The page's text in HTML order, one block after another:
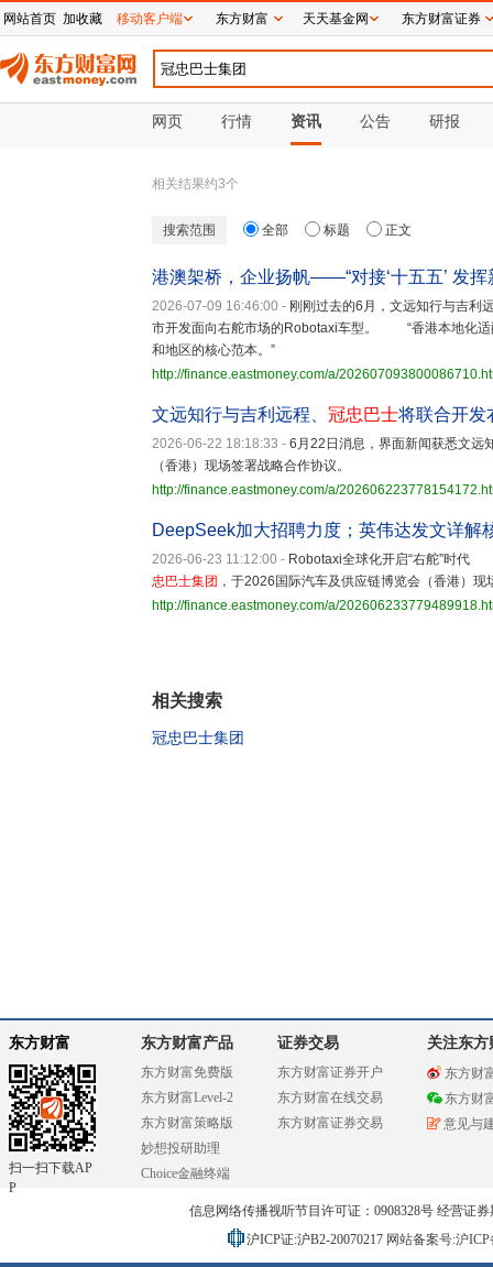
网页 行情 资讯 公告 研报
相关结果约3个
搜索范围 全部 标题 正文
港澳架桥，企业扬帆——“对接‘十五五’ 发
2026-07-09 16:46:00 - 刚刚过去的6月，文远知行与吉利
市开发面向右舵市场的Robotaxi车型。 “香港本地化适
和地区的核心范本。”
http://finance.eastmoney.com/a/
文远知行与吉利远程、 冠忠巴士将联合开发
2026-06-22 18:18:33 - 6月22日消息，界面新闻获悉文远
（香港）现场签署战略合作协议。
http://finance.eastmoney.com/a/
DeepSeek加大招聘力度；英伟达发文详解
2026-06-23 11:12:00 - Robotaxi全球化开启“右舵”时代
忠巴士集团 ，于2026国际汽车及供应链博览会（香港）现
http://finance.eastmoney.com/a/
相关搜索
冠忠巴士集团
东方财富
扫一扫下载AP
P
东方财富产品
东方财富免费版
东方财富Level-2
东方财富策略版
妙想投研助理
Choice金融终端
证券交易
东方财富证券开户
东方财富在线交易
东方财富证券交易
关注东方
东方财
东方财
意见与
信息网络传播视听节目许可证：0908328号 经营证
沪ICP证:沪B2-20070217 网站备案号:沪
网站首页 加收藏 移动客户端 东方财富 天天基金网 东方财富证券